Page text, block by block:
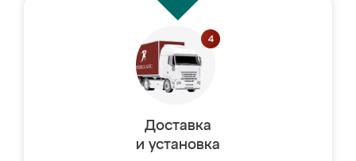
Доставка
и установка